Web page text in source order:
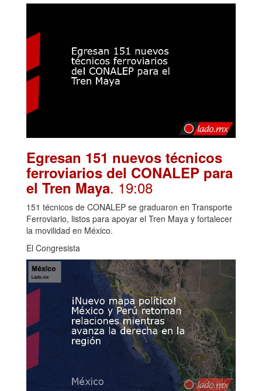
Egresan 151 nuevos técnicos
ferroviarios del CONALEP para
el Tren Maya. 19:08
151 técnicos de CONALEP se graduaron en Transporte
Ferroviario, listos para apoyar el Tren Maya y fortalecer
la movilidad en México.
El Congresista